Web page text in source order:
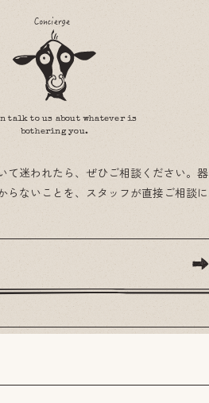
talk to us about whatever is
bothering you.
て迷われたら、ぜひご相談ください。器
らないことを、スタッフが直接ご相談に